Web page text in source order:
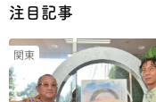
注目記事
関東